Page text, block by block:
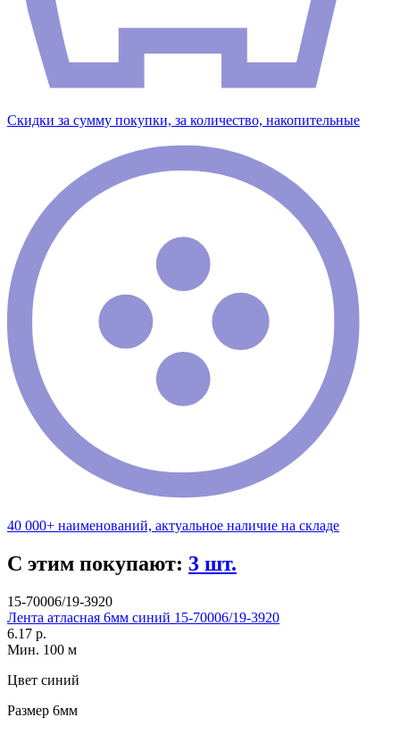
Скидки за сумму покупки, за количество, накопительные
40 000+ наименований, актуальное наличие на складе
С этим покупают: 3 шт.
15-70006/19-3920
Лента атласная 6мм синий 15-70006/19-3920
6.17 р.
Мин. 100 м
Цвет синий
Размер 6мм